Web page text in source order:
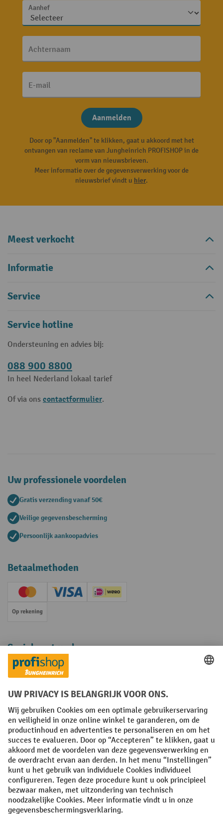
Aanhef
Achternaam
E-mail
Aanmelden
Door op "Aanmelden" te klikken, gaat u akkoord met het
ontvangen van reclame van Jungheinrich PROFISHOP in de
vorm van nieuwsbrieven.
Meer informatie over de gegevensverwerking voor de
nieuwsbrief vindt u hier.
Meest verkocht
Informatie
Service
Service hotline
Ondersteuning en advies bij:
088 900 8800
In heel Nederland lokaal tarief
Of via ons contactformulier.
Uw professionele voordelen
Gratis verzending vanaf 50€
Veilige gegevensbescherming
Persoonlijk aankoopadvies
Betaalmethoden
Creditcard (Master)Creditcard (Visa)iDEAL | Wero
Op rekening
Sociale netwerken
Facebook
YouTube
LinkedInInstagram
Algemene leveringsvoorwaarden Copyright
Privacyverklaring Privacy Instellingen
All prices excl. VAT plusshipping costs and possible delivery charges,
if not stated otherwise.
¹ De korting is geldig zolang de voorraad strekt. De korting is niet van
toepassing op speciale prijzen. Een combinatie met andere
procentuele kortingen of vouchers is niet mogelijk. | ² De korting